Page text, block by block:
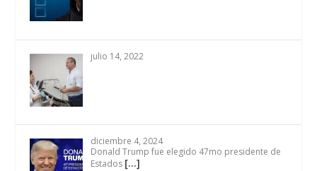
julio 14, 2022
diciembre 4, 2024
Donald Trump fue elegido 47mo presidente de
Estados […]